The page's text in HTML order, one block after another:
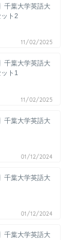
千葉大学英語大
ト2
11/02/2025
千葉大学英語大
ト1
11/02/2025
千葉大学英語大
01/12/2024
千葉大学英語大
01/12/2024
千葉大学英語大